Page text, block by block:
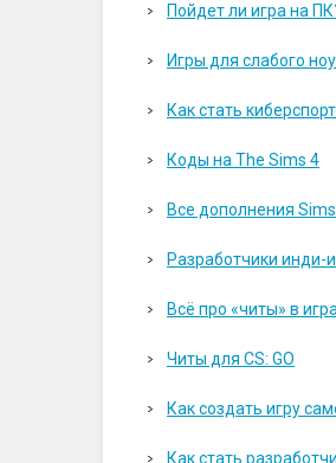
Пойдет ли игра на
Игры для слабого
Как стать
Коды на The Sims 4
Все дополнения
Разработчики инди-
Всё про «читы» в
Читы для CS: GO
Как создать игру
Как стать